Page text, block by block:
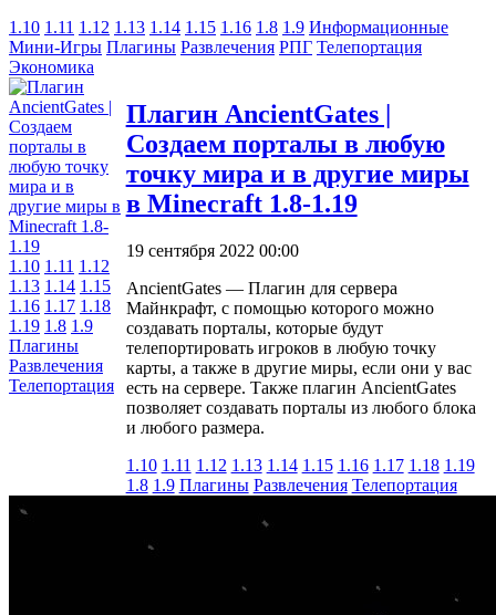
1.10 1.11 1.12 1.13 1.14 1.15 1.16 1.8 1.9 Информационные
Мини-Игры Плагины Развлечения РПГ Телепортация
Экономика
1.10 1.11 1.12
1.13 1.14 1.15
1.16 1.17 1.18
1.19 1.8 1.9
Плагины
Развлечения
Телепортация
Плагин AncientGates |
Создаем порталы в любую
точку мира и в другие миры
в Minecraft 1.8-1.19
19 сентября 2022 00:00
AncientGates — Плагин для сервера
Майнкрафт, с помощью которого можно
создавать порталы, которые будут
телепортировать игроков в любую точку
карты, а также в другие миры, если они у вас
есть на сервере. Также плагин AncientGates
позволяет создавать порталы из любого блока
и любого размера.
1.10 1.11 1.12 1.13 1.14 1.15 1.16 1.17 1.18 1.19
1.8 1.9 Плагины Развлечения Телепортация